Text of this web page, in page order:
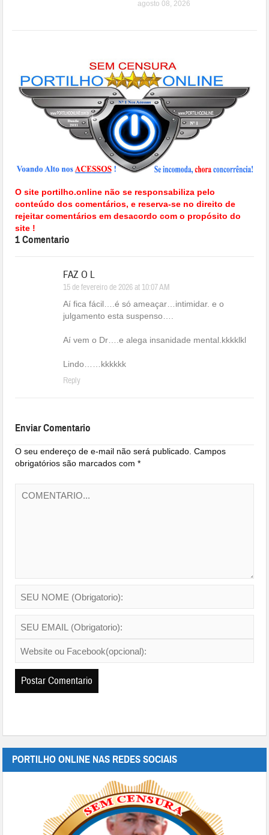
agosto 08, 2026
O site portilho.online não se responsabiliza pelo
conteúdo dos comentários, e reserva-se no direito de
rejeitar comentários em desacordo com o propósito do
site !
1 Comentario
FAZ O L
15 de fevereiro de 2026 at 10:07 AM
Aí fica fácil….é só ameaçar…intimidar. e o
julgamento esta suspenso….
Aí vem o Dr….e alega insanidade mental.kkkklkl
Lindo……kkkkkk
Reply
Enviar Comentario
O seu endereço de e-mail não será publicado. Campos
obrigatórios são marcados com*
PORTILHO ONLINE NAS REDES SOCIAIS